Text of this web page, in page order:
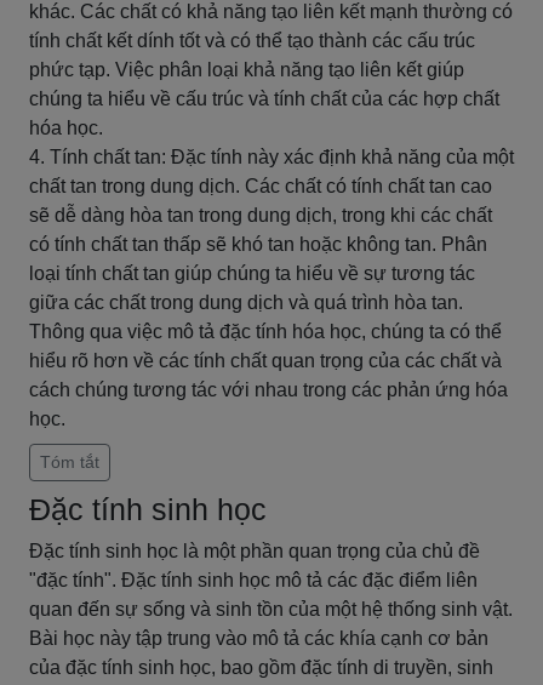
khác. Các chất có khả năng tạo liên kết mạnh thường có
tính chất kết dính tốt và có thể tạo thành các cấu trúc
phức tạp. Việc phân loại khả năng tạo liên kết giúp
chúng ta hiểu về cấu trúc và tính chất của các hợp chất
hóa học.
4. Tính chất tan: Đặc tính này xác định khả năng của một
chất tan trong dung dịch. Các chất có tính chất tan cao
sẽ dễ dàng hòa tan trong dung dịch, trong khi các chất
có tính chất tan thấp sẽ khó tan hoặc không tan. Phân
loại tính chất tan giúp chúng ta hiểu về sự tương tác
giữa các chất trong dung dịch và quá trình hòa tan.
Thông qua việc mô tả đặc tính hóa học, chúng ta có thể
hiểu rõ hơn về các tính chất quan trọng của các chất và
cách chúng tương tác với nhau trong các phản ứng hóa
học.
Tóm tắt
Đặc tính sinh học
Đặc tính sinh học là một phần quan trọng của chủ đề
"đặc tính". Đặc tính sinh học mô tả các đặc điểm liên
quan đến sự sống và sinh tồn của một hệ thống sinh vật.
Bài học này tập trung vào mô tả các khía cạnh cơ bản
của đặc tính sinh học, bao gồm đặc tính di truyền, sinh